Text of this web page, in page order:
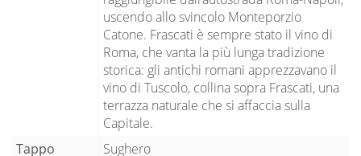
uscendo allo svincolo Monteporzio
Catone. Frascati è sempre stato il vino di
Roma, che vanta la più lunga tradizione
storica: gli antichi romani apprezzavano il
vino di Tuscolo, collina sopra Frascati, una
terrazza naturale che si affaccia sulla
Capitale.
Tappo
Sughero